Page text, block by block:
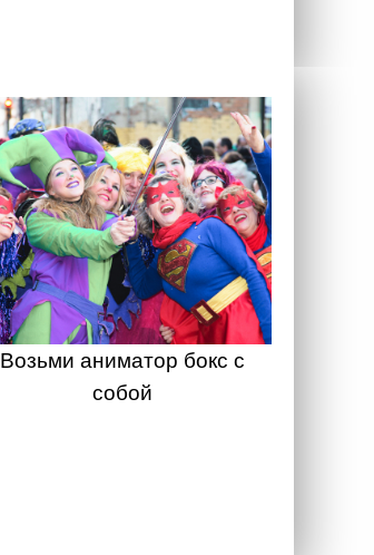
Возьми аниматор бокс с
собой